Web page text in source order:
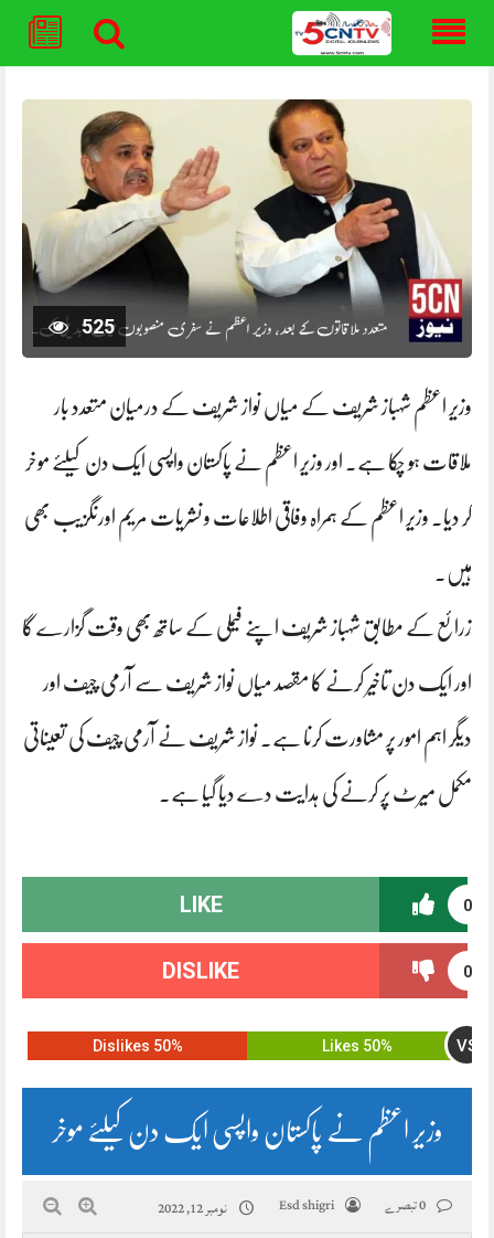
525
وزیر اعظم شہباز شریف کے میاں نواز شریف کے درمیان متعدد بار
ملاقات ہو چکا ہے۔ اور وزیر اعظم نے پاکستان واپسی ایک دن کیلئے موخر
کر دیا۔ وزیر اعظم کے ہمراہ وفاقی اطلاعات و نشریات مریم اورنگزیب بھی
ہیں۔
زرائع کے مطابق شہباز شریف اپنے فیملی کے ساتھ بھی وقت گزارے گا
اور ایک دن تاخیر کرنے کا مقصد میاں نواز شریف سے آرمی چیف اور
دیگر اہم امور پر مشاورت کرنا ہے۔ نواز شریف نے آرمی چیف کی تعیناتی
مکمل میرٹ پر کرنے کی ہدایت دے دیا گیا ہے۔
0
LIKE
0
DISLIKE
50% Likes VS
50% Dislikes
وزیر اعظم نے پاکستان واپسی ایک دن کیلئے موخر
Esd shigri نومبر 12, 2022